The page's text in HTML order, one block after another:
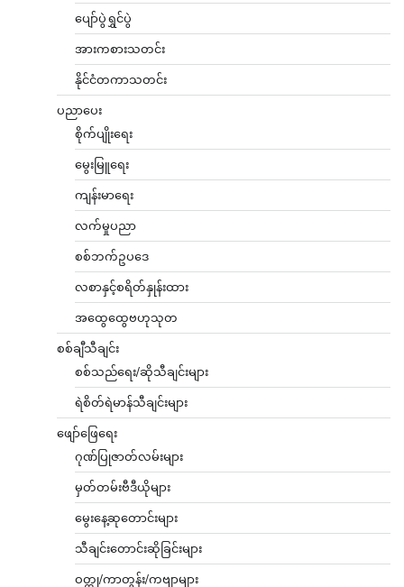
ပျော်ပွဲရွှင်ပွဲ
အားကစားသတင်း
နိုင်ငံတကာသတင်း
ပညာပေး
စိုက်ပျိုးရေး
မွေးမြူရေး
ကျန်းမာရေး
လက်မှုပညာ
စစ်ဘက်ဥပဒေ
လစာနှင့်စရိတ်နှုန်းထား
အထွေထွေဗဟုသုတ
စစ်ချီသီချင်း
စစ်သည်ရေး/ဆိုသီချင်းများ
ရဲစိတ်ရဲမာန်သီချင်းများ
ဖျော်ဖြေရေး
ဂုဏ်ပြုဇာတ်လမ်းများ
မှတ်တမ်းဗီဒီယိုများ
မွေးနေ့ဆုတောင်းများ
သီချင်းတောင်းဆိုခြင်းများ
ဝတ္ထု/ကာတွန်း/ကဗျာများ